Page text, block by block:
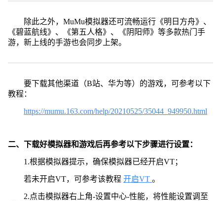
除此之外，MuMu模拟器还可流畅运行《明日方舟》、
《碧蓝航线》、《第五人格》、《阴阳师》等多款热门手
游，新上线的手游也会同步上架。
要下载其他渠道（B站、华为等）的游戏，可参考以下
教程：
https://mumu.163.com/help/20210525/35044_949950.html
二、下载好模拟器和游戏后再参考以下步骤进行设置：
1.根据模拟器提示，确保模拟器已经开启VT；
若未开启VT，可参考该教程 开启VT 。
2.点击模拟器右上角-设置中心-性能，将性能设置调至